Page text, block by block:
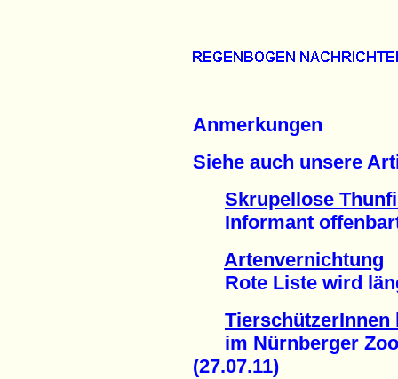
Anmerkungen
Siehe auch unsere
Skrupellose
Informant
Artenvernichtung
Rote Liste wird
im Nürnberger
(27.07.11)